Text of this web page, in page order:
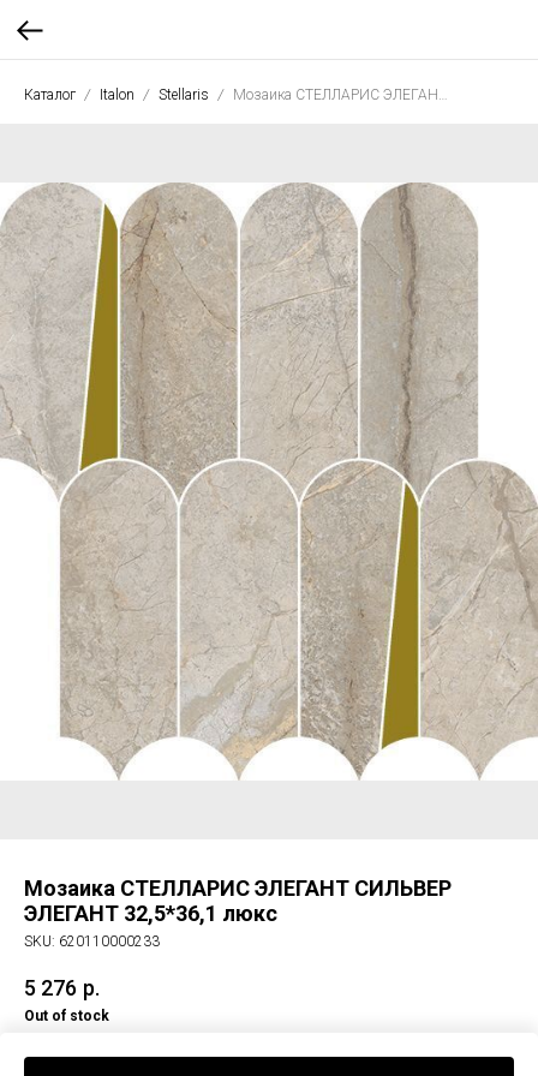
Каталог Italon Stellaris Мозаика СТЕЛЛАРИС ЭЛЕГАНТ СИЛЬВЕР ЭЛЕГАНТ 32,5*36,1 люкс
Мозаика СТЕЛЛАРИС ЭЛЕГАНТ СИЛЬВЕР
ЭЛЕГАНТ 32,5*36,1 люкс
SKU: 620110000233
5 276 р.
Out of stock
Мозаика СТЕЛЛАРИС ЭЛЕГАНТ СИЛЬВЕР ЭЛЕГАНТ 32,5*36,1 люкс